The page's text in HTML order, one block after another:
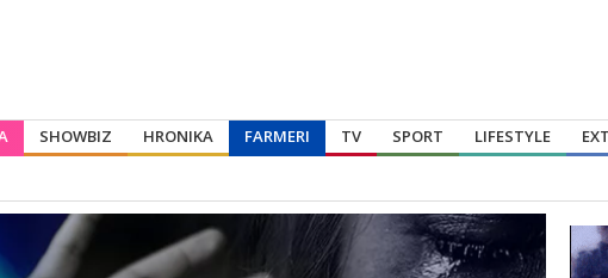
SHOWBIZ HRONIKA FARMERI TV SPORT LIFESTYLE